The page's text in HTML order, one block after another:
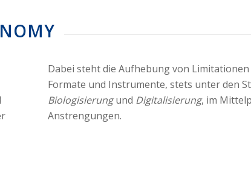
Dabei steht die Aufhebung von
Formate und Instrumente, stets unter den
Biologisierungund Digitalisierung, im
Anstrengungen.